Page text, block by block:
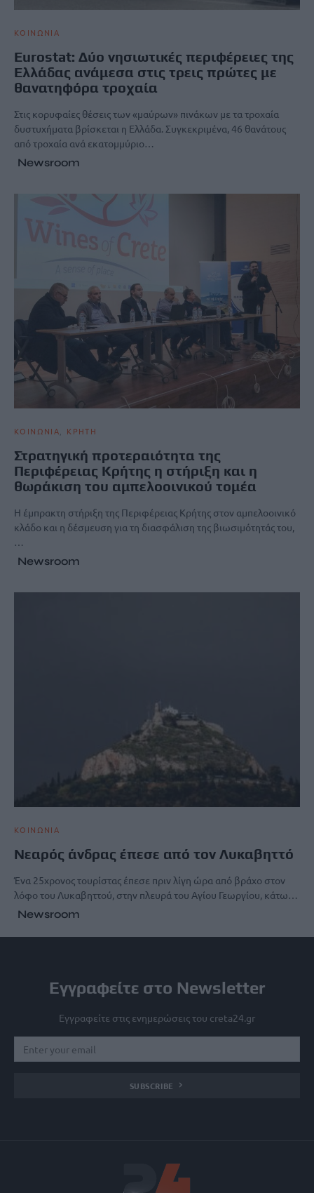
ΚΟΙΝΩΝΙΑ
Eurostat: Δύο νησιωτικές περιφέρειες της
Ελλάδας ανάμεσα στις τρεις πρώτες με
θανατηφόρα τροχαία
Στις κορυφαίες θέσεις των «μαύρων» πινάκων με τα τροχαία
δυστυχήματα βρίσκεται η Ελλάδα. Συγκεκριμένα, 46 θανάτους
από τροχαία ανά εκατομμύριο…
Newsroom
ΚΟΙΝΩΝΙΑ ΚΡΗΤΗ
Στρατηγική προτεραιότητα της
Περιφέρειας Κρήτης η στήριξη και η
θωράκιση του αμπελοοινικού τομέα
Η έμπρακτη στήριξη της Περιφέρειας Κρήτης στον αμπελοοινικό
κλάδο και η δέσμευση για τη διασφάλιση της βιωσιμότητάς του,
…
Newsroom
ΚΟΙΝΩΝΙΑ
Nεαρός άνδρας έπεσε από τον Λυκαβηττό
Ένα 25χρονος τουρίστας έπεσε πριν λίγη ώρα από βράχο στον
λόφο του Λυκαβηττού, στην πλευρά του Αγίου Γεωργίου, κάτω…
Newsroom
Εγγραφείτε στο Newsletter
Εγγραφείτε στις ενημερώσεις του creta24.gr
SUBSCRIBE